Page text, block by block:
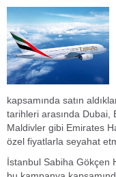
kapsamında satın
tarihleri arasında Dubai,
Maldivler gibi Emirates
özel fiyatlarla seyahat
İstanbul Sabiha Gökçen